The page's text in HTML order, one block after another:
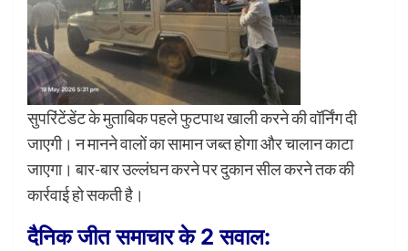
सुपरिंटेंडेंट के मुताबिक पहले फुटपाथ खाली करने की वॉर्निंग दी
जाएगी। न मानने वालों का सामान जब्त होगा और चालान काटा
जाएगा। बार-बार उल्लंघन करने पर दुकान सील करने तक की
कार्रवाई हो सकती है।
दैनिक जीत समाचार के 2 सवाल: